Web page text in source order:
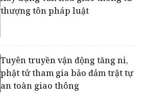
thượng tôn pháp luật
Tuyên truyền vận động tăng ni,
phật tử tham gia bảo đảm trật tự
an toàn giao thông